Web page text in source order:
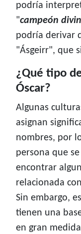
podría
"campeón
podría derivar
"Ásgeirr", que
¿Qué tipo
Óscar?
Algunas
asignan
nombres, por
persona que
encontrar
relacionada
Sin embargo,
tienen una
en gran